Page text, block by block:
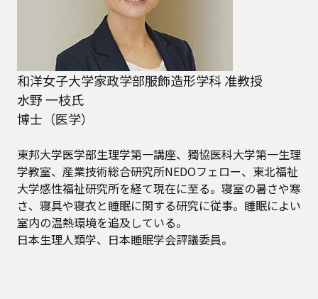
和洋女子大学家政学部服飾造形学科 准教授
水野 一枝氏
博士（医学）
東邦大学医学部生理学第一講座、獨協医科大学第一生理
学教室、産業技術総合研究所NEDOフェロー、東北福祉
大学感性福祉研究所を経て現在に至る。寝室の暑さや寒
さ、寝具や寝衣と睡眠に関する研究に従事。睡眠によい
室内の温熱環境を追及している。
日本生理人類学、日本睡眠学会評議委員。